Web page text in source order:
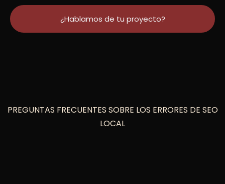
¿Hablamos de tu proyecto?
PREGUNTAS FRECUENTES SOBRE LOS ERRORES DE SEO
LOCAL